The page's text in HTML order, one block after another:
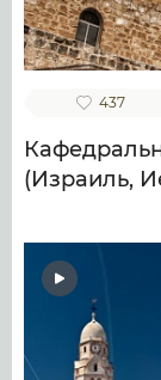
437
(Израиль,